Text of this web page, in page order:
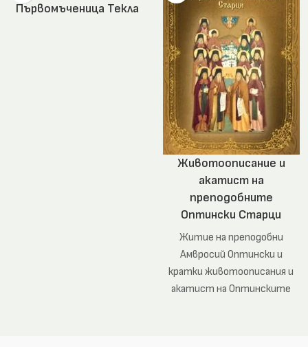
Първомъченица Текла
Животоописание и
акатист на
преподобните
Оптински Старци
Житие на преподобни
Амвросий Оптински и
кратки животоописания и
акатист на Оптинските